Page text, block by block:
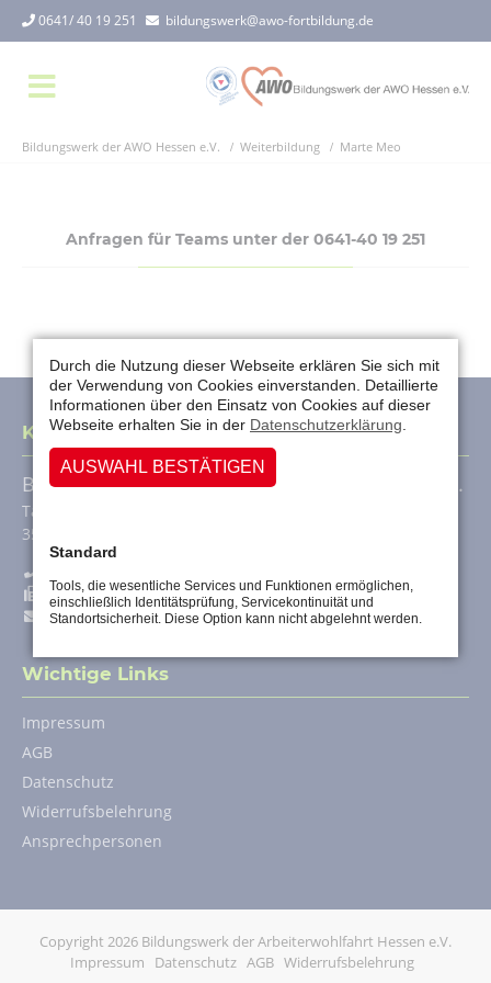
0641/ 40 19 251 bildungswerk@awo-fortbildung.de
Bildungswerk der AWO Hessen e.V. Weiterbildung Marte Meo
Anfragen für Teams unter der 0641-40 19 251
Kontakt
Bildungswerk der Arbeiterwohlfahrt Hessen e.V.
Tannenweg 56
35394
0641/ 4019 - 254
bildungswerk@awo-fortbildung.de
Wichtige Links
Navigation
überspringen
Impressum
AGB
Datenschutz
Widerrufsbelehrung
Ansprechpersonen
Copyright 2026 Bildungswerk der Arbeiterwohlfahrt Hessen e.V.
Navigation
Impressum Datenschutz AGB Widerrufsbelehrung
Durch die Nutzung dieser Webseite erklären Sie sich mit
der Verwendung von Cookies einverstanden. Detaillierte
Informationen über den Einsatz von Cookies auf dieser
Webseite erhalten Sie in der Datenschutzerklärung
AUSWAHL BESTÄTIGEN
Standard
Tools, die wesentliche Services und Funktionen ermöglichen,
einschließlich Identitätsprüfung, Servicekontinuität und
Standortsicherheit. Diese Option kann nicht abgelehnt werden.